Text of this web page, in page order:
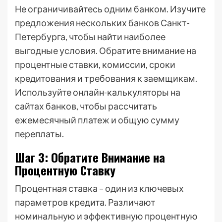
Не ограничивайтесь одним банком. Изучите
предложения нескольких банков Санкт-
Петербурга, чтобы найти наиболее
выгодные условия. Обратите внимание на
процентные ставки, комиссии, сроки
кредитования и требования к заемщикам.
Используйте онлайн-калькуляторы на
сайтах банков, чтобы рассчитать
ежемесячный платеж и общую сумму
переплаты.
Шаг 3: Обратите Внимание на
Процентную Ставку
Процентная ставка – один из ключевых
параметров кредита. Различают
номинальную и эффективную процентную